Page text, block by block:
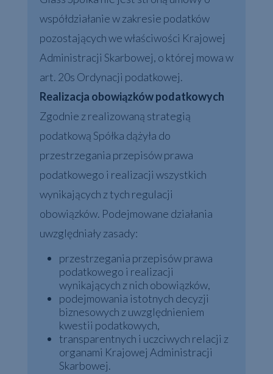
współdziałanie w zakresie podatków
pozostających we właściwości Krajowej
Administracji Skarbowej, o której mowa w
art. 20s Ordynacji podatkowej.
Realizacja obowiązków podatkowych
Zgodnie z realizowaną strategią
podatkową Spółka dążyła do
przestrzegania przepisów prawa
podatkowego i realizacji wszystkich
wynikających z tych regulacji
obowiązków. Podejmowane działania
uwzględniały zasady:
przestrzegania przepisów prawa
podatkowego i realizacji
wynikających z nich obowiązków,
podejmowania istotnych decyzji
biznesowych z uwzględnieniem
kwestii podatkowych,
transparentnych i uczciwych relacji z
organami Krajowej Administracji
Skarbowej.